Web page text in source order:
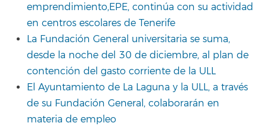
emprendimiento,EPE, continúa con su actividad
en centros escolares de Tenerife
La Fundación General universitaria se suma,
desde la noche del 30 de diciembre, al plan de
contención del gasto corriente de la ULL
El Ayuntamiento de La Laguna y la ULL, a través
de su Fundación General, colaborarán en
materia de empleo